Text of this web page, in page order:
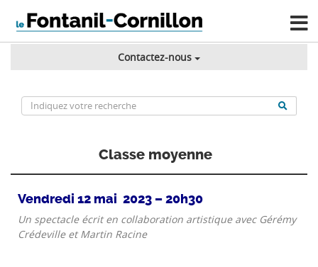
Contactez-nous
Classe moyenne
Vendredi 12 mai 2023 – 20h30
Un spectacle écrit en collaboration artistique avec Gérémy
Crédeville et Martin Racine